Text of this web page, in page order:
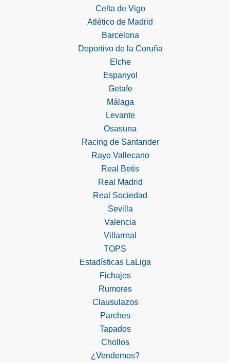
Celta de Vigo
Atlético de Madrid
Barcelona
Deportivo de la Coruña
Elche
Espanyol
Getafe
Málaga
Levante
Osasuna
Racing de Santander
Rayo Vallecano
Real Betis
Real Madrid
Real Sociedad
Sevilla
Valencia
Villarreal
TOPS
Estadísticas LaLiga
Fichajes
Rumores
Clausulazos
Parches
Tapados
Chollos
¿Vendemos?